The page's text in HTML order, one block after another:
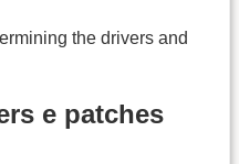
the drivers and
e patches